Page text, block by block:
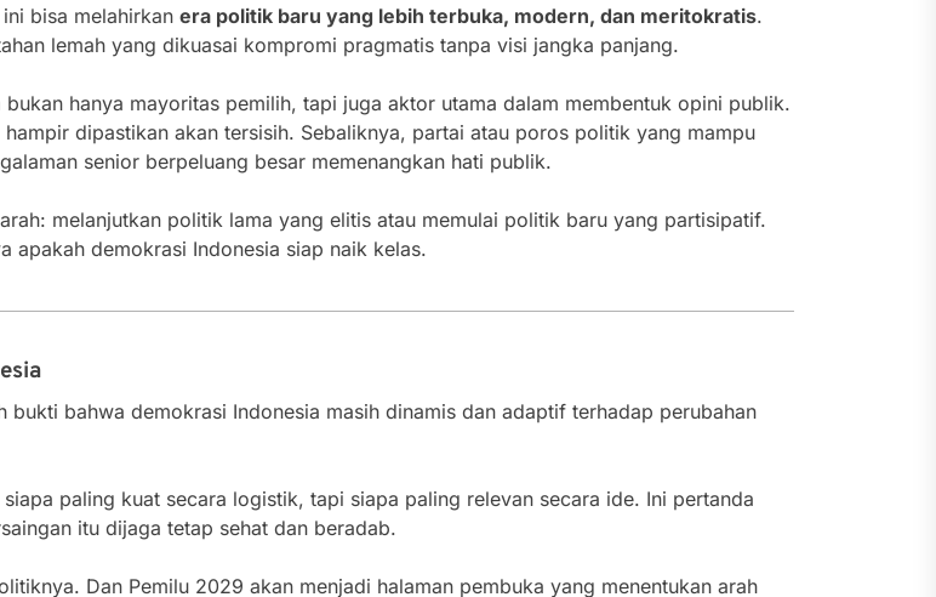
bisa melahirkan era politik baru yang lebih terbuka, modern, dan meritokratis.
lemah yang dikuasai kompromi pragmatis tanpa visi jangka panjang.
hanya mayoritas pemilih, tapi juga aktor utama dalam membentuk opini publik.
dipastikan akan tersisih. Sebaliknya, partai atau poros politik yang mampu
senior berpeluang besar memenangkan hati publik.
melanjutkan politik lama yang elitis atau memulai politik baru yang partisipatif.
apakah demokrasi Indonesia siap naik kelas.
bukti bahwa demokrasi Indonesia masih dinamis dan adaptif terhadap perubahan
paling kuat secara logistik, tapi siapa paling relevan secara ide. Ini pertanda
itu dijaga tetap sehat dan beradab.
Dan Pemilu 2029 akan menjadi halaman pembuka yang menentukan arah